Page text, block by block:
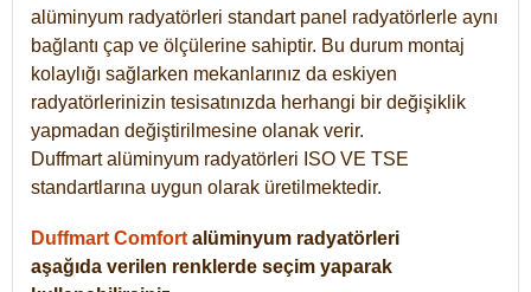
alüminyum radyatörleri standart panel radyatörlerle aynı
bağlantı çap ve ölçülerine sahiptir. Bu durum montaj
kolaylığı sağlarken mekanlarınız da eskiyen
radyatörlerinizin tesisatınızda herhangi bir değişiklik
yapmadan değiştirilmesine olanak verir.
Duffmart alüminyum radyatörleri ISO VE TSE
standartlarına uygun olarak üretilmektedir.
Duffmart Comfort alüminyum radyatörleri
aşağıda verilen renklerde seçim yaparak